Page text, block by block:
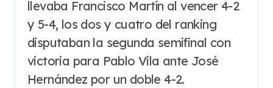
llevaba Francisco Martín al vencer 4-2
y 5-4, los dos y cuatro del ranking
disputaban la segunda semifinal con
victoria para Pablo Vila ante José
Hernández por un doble 4-2.